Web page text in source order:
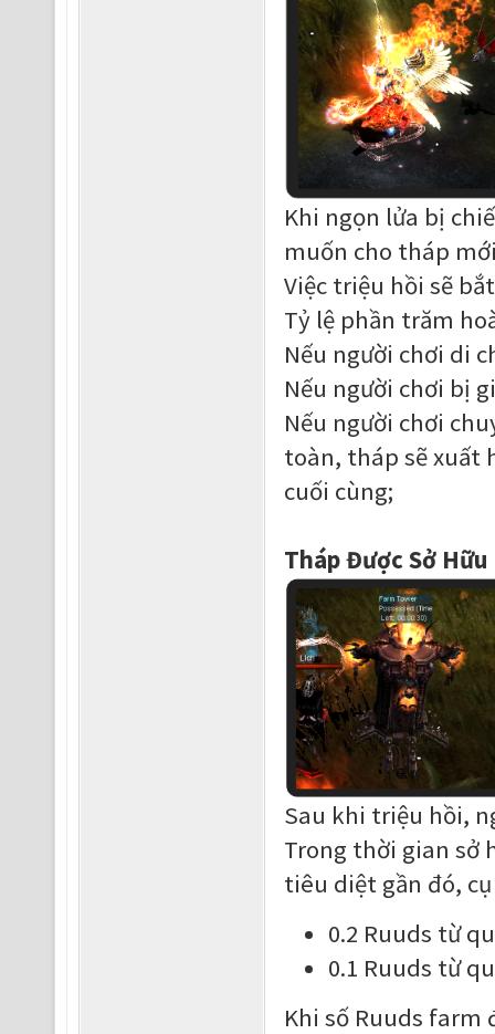
Khi ngọn lửa bị
muốn cho tháp
Việc triệu hồi sẽ
Tỷ lệ phần trăm
Nếu người chơi di
Nếu người chơi bị
Nếu người chơi
toàn, tháp sẽ xuất
cuối cùng;
Tháp Được Sở Hữu
Sau khi triệu hồi,
Trong thời gian sở
tiêu diệt gần đó,
0.2 Ruuds từ
0.1 Ruuds từ
Khi số Ruuds farm